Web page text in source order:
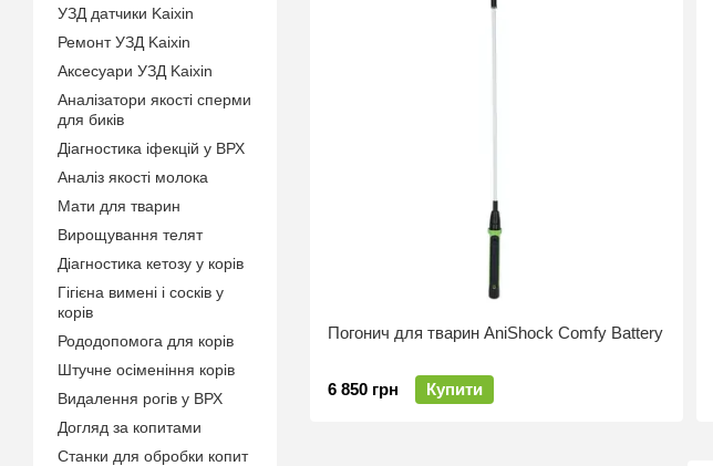
Погонич для тварин AniShock Comfy Battery
6 850 грн Купити
УЗД датчики Kaixin
Ремонт УЗД Kaixin
Аксесуари УЗД Kaixin
Аналізатори якості сперми
для биків
Діагностика іфекцій у ВРХ
Аналіз якості молока
Мати для тварин
Вирощування телят
Діагностика кетозу у корів
Гігієна вимені і сосків у
корів
Рододопомога для корів
Штучне осіменіння корів
Видалення рогів у ВРХ
Догляд за копитами
Станки для обробки копит